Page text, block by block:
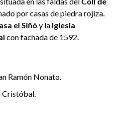
por casas de piedra rojiza.
asa el Siñó y la Iglesia
con fachada de 1592.
Ramón Nonato.
Cristóbal.